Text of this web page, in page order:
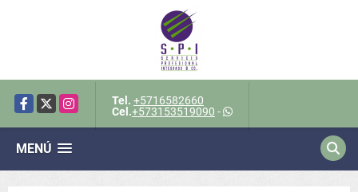
Facebook
X Instagram Tel. +5716582660
Cel.+573153519090 -
MENÚ